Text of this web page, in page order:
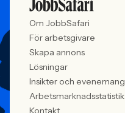
Om JobbSafari
För arbetsgivare
Skapa annons
Lösningar
Insikter och evenemang
Arbetsmarknadsstatistik
Kontakt